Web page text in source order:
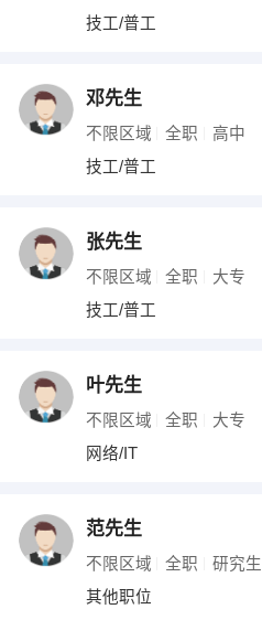
其他职位
技工/普工
邓先生
不限区域 全职 高中
技工/普工
张先生
不限区域 全职 大专
技工/普工
叶先生
不限区域 全职 大专
网络/IT
范先生
不限区域 全职 研究生
其他职位